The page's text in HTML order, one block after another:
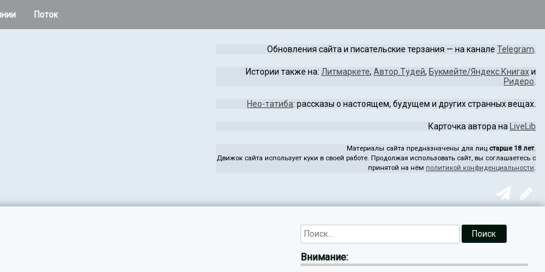
Поток
Обновления сайта и писательские терзания — на канале Telegram
Истории также на: Литмаркете, Автор.Тудей, Букмейте/Яндекс.Книгахи
Ридеро
Нео-татиба: рассказы о настоящем, будущем и других странных вещах.
Карточка автора на LiveLib
Материалы сайта предназначены для лиц старше 18 лет.
Движок сайта использует куки в своей работе. Продолжая использовать сайт, вы соглашаетесь с
принятой на нём политикой конфиденциальности.
Внимание: